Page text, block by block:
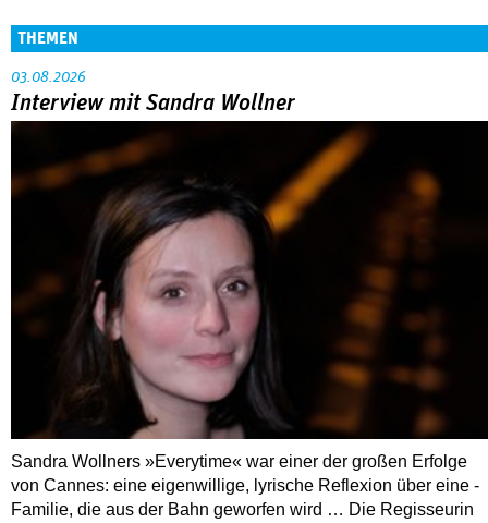
THEMEN
03.08.2026
Interview mit Sandra Wollner
Sandra Wollners »Everytime« war einer der großen Erfolge
von Cannes: eine eigenwillige, lyrische Reflexion über eine ­
Familie, die aus der Bahn geworfen wird … Die Regisseurin